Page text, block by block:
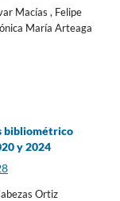
Macías , Felipe
María Arteaga
bibliométrico
y 2024
Ortiz